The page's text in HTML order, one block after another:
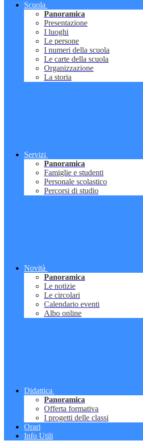
Scuola
Panoramica
Presentazione
I luoghi
Le persone
I numeri della scuola
Le carte della scuola
Organizzazione
La storia
Servizi
Panoramica
Famiglie e studenti
Personale scolastico
Percorsi di studio
Novità
Panoramica
Le notizie
Le circolari
Calendario eventi
Albo online
Didattica
Panoramica
Offerta formativa
I progetti delle classi
Orari
Info Utili